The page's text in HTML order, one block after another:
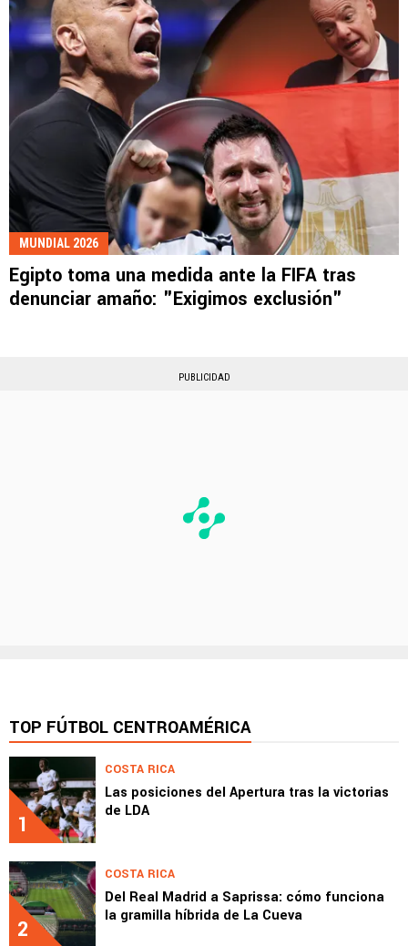
MUNDIAL 2026
Egipto toma una medida ante la FIFA tras
denunciar amaño: "Exigimos exclusión"
PUBLICIDAD
TOP FÚTBOL CENTROAMÉRICA
1
COSTA RICA
Las posiciones del Apertura tras la victorias
de LDA
2
COSTA RICA
Del Real Madrid a Saprissa: cómo funciona
la gramilla híbrida de La Cueva